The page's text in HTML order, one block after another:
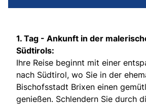
1. Tag - Ankunft in der
Südtirols:
Ihre Reise beginnt mit einer
nach Südtirol, wo Sie in der
Bischofsstadt Brixen einen
genießen. Schlendern Sie durch